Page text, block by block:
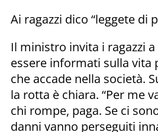
Ai ragazzi dico “leggete di
Il ministro invita i ragazzi
essere informati sulla vita
che accade nella società.
la rotta è chiara. “Per me
chi rompe, paga. Se ci
danni vanno perseguiti